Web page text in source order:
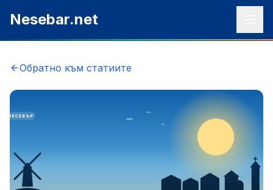
Nesebar.net
Обратно към статиите